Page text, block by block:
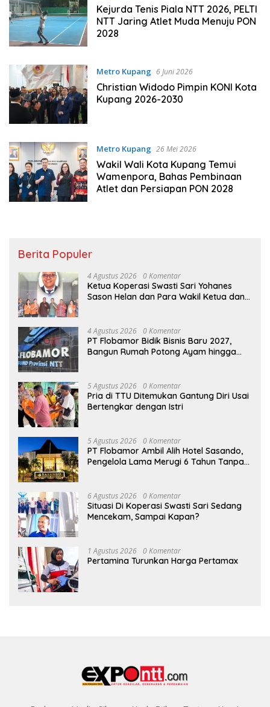
Kejurda Tenis Piala NTT 2026, PELTI
NTT Jaring Atlet Muda Menuju PON
2028
Metro Kupang 6 Juni 2026
Christian Widodo Pimpin KONI Kota
Kupang 2026-2030
Metro Kupang 26 Mei 2026
Wakil Wali Kota Kupang Temui
Wamenpora, Bahas Pembinaan
Atlet dan Persiapan PON 2028
Berita Populer
4 Agustus 2026 0 Komentar
Ketua Koperasi Swasti Sari Yohanes
Sason Helan dan Para Wakil Ketua dan
Menyambut Sukacita
4 Agustus 2026 0 Komentar
PT Flobamor Bidik Bisnis Baru 2027,
Bangun Rumah Potong Ayam hingga
5 Agustus 2026 0 Komentar
Pria di TTU Ditemukan Gantung Diri Usai
Bertengkar dengan Istri
5 Agustus 2026 0 Komentar
PT Flobamor Ambil Alih Hotel Sasando,
Pengelola Lama Merugi 6 Tahun Tanpa
6 Agustus 2026 0 Komentar
Situasi Di Koperasi Swasti Sari Sedang
Mencekam, Sampai Kapan?
1 Agustus 2026 0 Komentar
Pertamina Turunkan Harga Pertamax